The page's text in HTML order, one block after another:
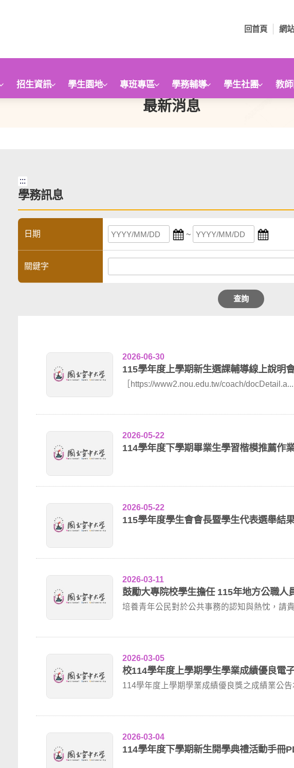
回首頁 網
招生資訊 學生園地 專班專區 學務輔導 學生社團 教
最新消息
:::
學務訊息
日期 ~
關鍵字
查詢
2026-06-30
115學年度上學期新生選課輔導線上說明
［https://www2.nou.edu.tw/coach/docDetail.a...
2026-05-22
114學年度下學期畢業生學習楷模推薦作
2026-05-22
115學年度學生會會長暨學生代表選舉結
2026-03-11
鼓勵大專院校學生擔任 115年地方公職人
培養青年公民對於公共事務的認知與熱忱，請
2026-03-05
校114學年度上學期學生學業成績優良電
114學年度上學期學業成績優良獎之成績業公
2026-03-04
114學年度下學期新生開學典禮活動手冊